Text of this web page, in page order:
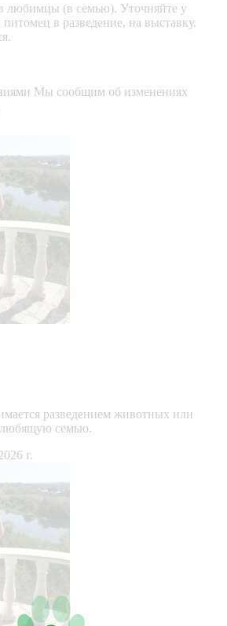
любимцы (в семью). Уточняйте у
в разведение, на выставку.
Мы сообщим об изменениях
разведением животных или
любящую семью.
г.